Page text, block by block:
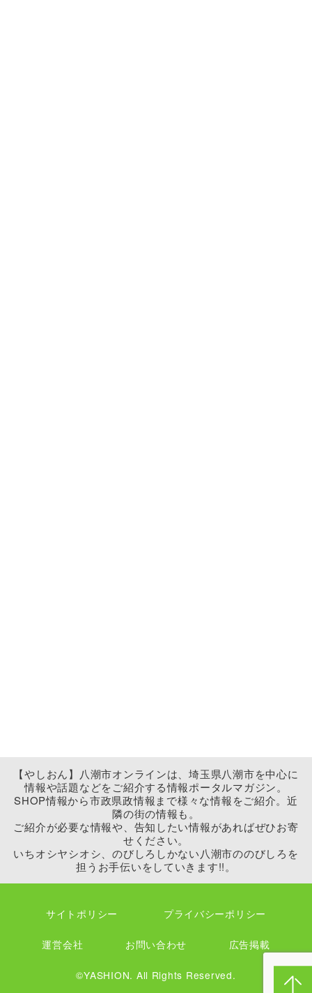
【やしおん】八潮市オンラインは、埼玉県八潮市を中心に
情報や話題などをご紹介する情報ポータルマガジン。
SHOP情報から市政県政情報まで様々な情報をご紹介。近
隣の街の情報も。
ご紹介が必要な情報や、告知したい情報があればぜひお寄
せください。
いちオシヤシオシ、のびしろしかない八潮市ののびしろを
担うお手伝いをしていきます!!。
サイトポリシー プライバシーポリシー
運営会社 お問い合わせ 広告掲載
©YASHION. All Rights Reserved.